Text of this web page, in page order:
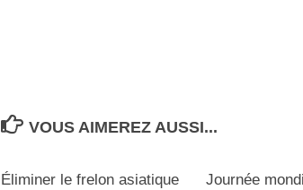
VOUS AIMEREZ AUSSI...
Éliminer le frelon asiatique
Journée